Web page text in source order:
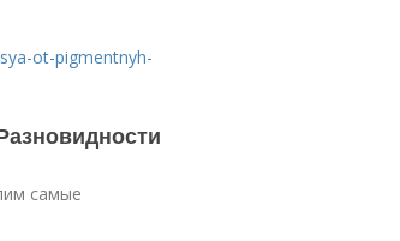
ot-pigmentnyh-
самые